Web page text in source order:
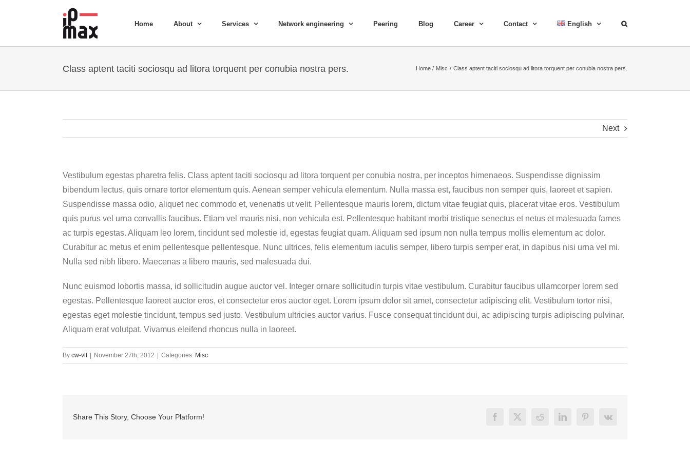
Home About Services Network engineering Peering Blog Career Contact English
Class aptent taciti sociosqu ad litora torquent per conubia nostra pers. Home Misc Class aptent taciti sociosqu ad litora torquent per conubia nostra pers.
Next
Vestibulum egestas pharetra felis. Class aptent taciti sociosqu ad litora torquent per conubia nostra, per inceptos himenaeos. Suspendisse dignissim
bibendum lectus, quis ornare tortor elementum quis. Aenean semper vehicula elementum. Nulla massa est, faucibus non semper quis, laoreet et sapien.
Suspendisse massa odio, aliquet nec commodo et, venenatis ut velit. Pellentesque mauris lorem, dictum vitae feugiat quis, placerat vitae eros. Vestibulum
quis purus vel urna convallis faucibus. Etiam vel mauris nisi, non vehicula est. Pellentesque habitant morbi tristique senectus et netus et malesuada fames
ac turpis egestas. Aliquam leo lorem, tincidunt sed molestie id, egestas feugiat quam. Aliquam sed ipsum non nulla tempus mollis elementum ac dolor.
Curabitur ac metus et enim pellentesque pellentesque. Nunc ultrices, felis elementum iaculis semper, libero turpis semper erat, in dapibus nisi urna vel mi.
Nulla sed nibh libero. Maecenas a libero mauris, sed malesuada dui.
Nunc euismod lobortis massa, id sollicitudin augue auctor vel. Integer ornare sollicitudin turpis vitae vestibulum. Curabitur faucibus ullamcorper lorem sed
egestas. Pellentesque laoreet auctor eros, et consectetur eros auctor eget. Lorem ipsum dolor sit amet, consectetur adipiscing elit. Vestibulum tortor nisi,
egestas eget molestie tincidunt, tempus sed justo. Vestibulum ultricies auctor varius. Fusce consequat tincidunt dui, ac adipiscing turpis adipiscing pulvinar.
Aliquam erat volutpat. Vivamus eleifend rhoncus nulla in laoreet.
By cw-vlt November 27th, 2012 Categories: Misc
Share This Story, Choose Your Platform! Facebook
X Reddit LinkedInPinterest
Vk